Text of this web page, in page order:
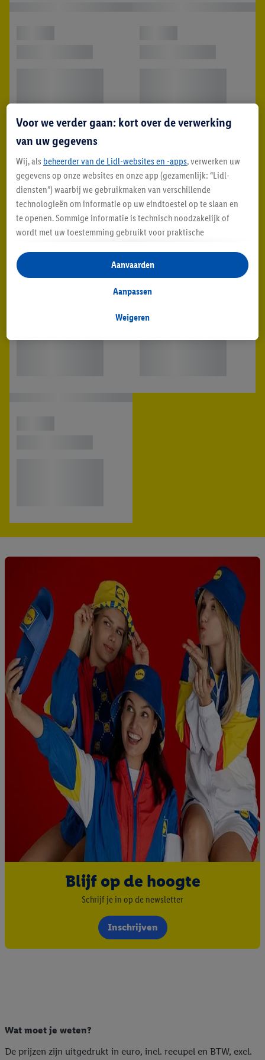
Blijf op de hoogte
Schrijf je in op de newsletter
Inschrijven
Wat moet je weten?
De prijzen zijn uitgedrukt in euro, incl. recupel en BTW, excl.
Voor we verder gaan: kort over de verwerking
van uw gegevens
Wij, als beheerder van de Lidl-websites en -apps, verwerken uw
gegevens op onze websites en onze app (gezamenlijk: “Lidl-
diensten”) waarbij we gebruikmaken van verschillende
technologieën om informatie op uw eindtoestel op te slaan en
te openen. Sommige informatie is technisch noodzakelijk of
wordt met uw toestemming gebruikt voor praktische
reclame binnen en buiten de Lidl-diensten aan te bieden. Als u
deelneemt aan het Lidl Plus-programma, worden voor deze
doeleinden eveneens gegevens over uw koopgedrag in de
Als u hier uw toestemming geeft voor gepersonaliseerde
gehashte e-mailadres en eventuele andere
identificatiegegevens/identificatiegegevens waarover Criteo
SA beschikt, meerdere eindapparaten of Lidl-diensten aan u
kunnen worden toegewezen.
Onder “Aanpassen” kunt u individuele doeleinden toestaan en
meer informatie vinden over de gegevensverwerking.
Door op “weigeren” te klikken, kunt u alleen het gebruik van de
noodzakelijke technologieën toestaan. Door op “aanvaarden” te
klikken, stemt u in met alle verwerkingen voor alle
bovengenoemde doeleinden. Meer informatie, waaronder de
bewaartermijn van de gegevens en uw recht om uw
toestemming te allen tijde met vooruitwerkende kracht in te
trekken, vindt u in onze
privacyverklaring
Je vindt het
impressum hier.
Weigeren
Aanpassen
Aanvaarden